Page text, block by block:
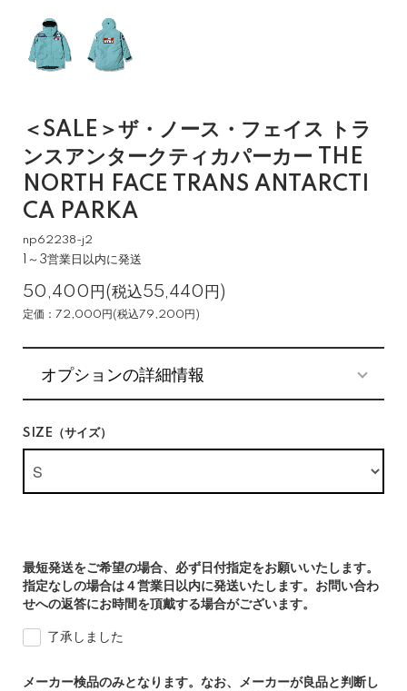
＜SALE＞ザ・ノース・フェイス トラ
ンスアンタークティカパーカー THE
NORTH FACE TRANS ANTARCTI
CA PARKA
np62238-j2
1～3営業日以内に発送
50,400円(税込55,440円)
定価：72,000円(税込79,200円)
オプションの詳細情報
SIZE（サイズ）
最短発送をご希望の場合、必ず日付指定をお願いいたします。
指定なしの場合は４営業日以内に発送いたします。お問い合わ
せへの返答にお時間を頂戴する場合がございます。
了承しました
メーカー検品のみとなります。なお、メーカーが良品と判断し